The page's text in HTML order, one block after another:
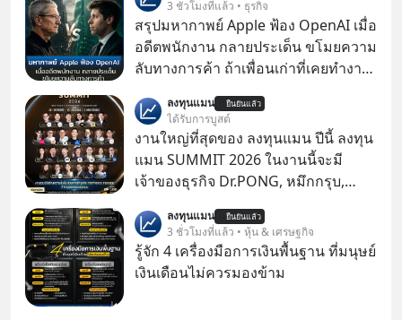
3 ชั่วโมงที่แล้ว • ธุรกิจ
สรุปมหากาพย์ Apple ฟ้อง OpenAI เมื่อ
อดีตพนักงาน กลายประเด็น ขโมยความ
ลับทางการค้า ถ้าเพื่อนเก่าที่เคยทำงาน
เก่าที่เขาเคยทำไว้ ตอนยังอยู่บริษัท
เดียวกัน
ลงทุนแมน ยืนยันแล้ว
ได้รับการบูสต์
งานใหญ่ที่สุดของ ลงทุนแมน ปีนี้ ลงทุน
แมน SUMMIT 2026 ในงานนี้จะมี
เจ้าของธุรกิจ Dr.PONG, หมึกกรุบ,
Fastwork, MizuMi, KARMART, อิชิตัน
มาแชร์ความรู้การสร้างธุรกิจ
ลงทุนแมน ยืนยันแล้ว
3 ชั่วโมงที่แล้ว • หุ้น & เศรษฐกิจ
รู้จัก 4 เครื่องมือการเงินพื้นฐาน ที่มนุษย์
เงินเดือนไม่ควรมองข้าม